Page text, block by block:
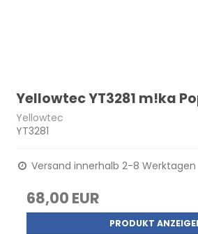
Yellowtec YT3281 m!ka
Yellowtec
YT3281
Versand innerhalb 2-8 Werktagen
68,00 EUR
PRODUKT